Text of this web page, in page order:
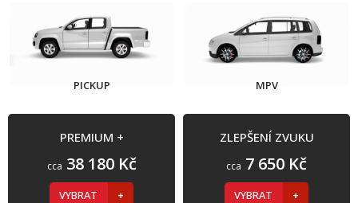
PICKUP MPV
PREMIUM +
cca 38 180 Kč
VYBRAT
ZLEPŠENÍ ZVUKU
cca 7 650 Kč
VYBRAT